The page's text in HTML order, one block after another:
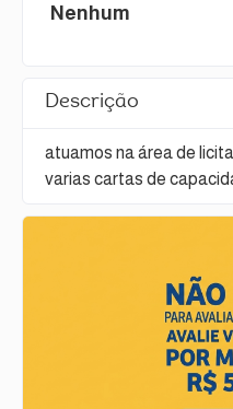
Nenhum
Descrição
atuamos na área de
varias cartas de